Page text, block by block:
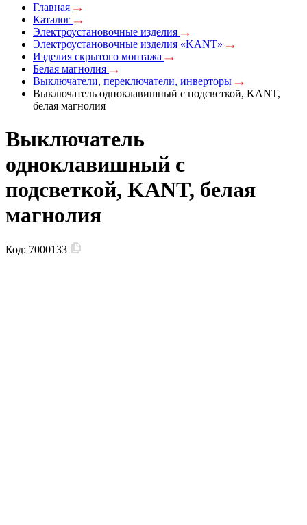
Главная
Каталог
Электроустановочные изделия
Электроустановочные изделия «KANT»
Изделия скрытого монтажа
Белая магнолия
Выключатели, переключатели, инверторы
Выключатель одноклавишный с подсветкой, KANT,
белая магнолия
Выключатель
одноклавишный с
подсветкой, KANT, белая
магнолия
Код: 7000133